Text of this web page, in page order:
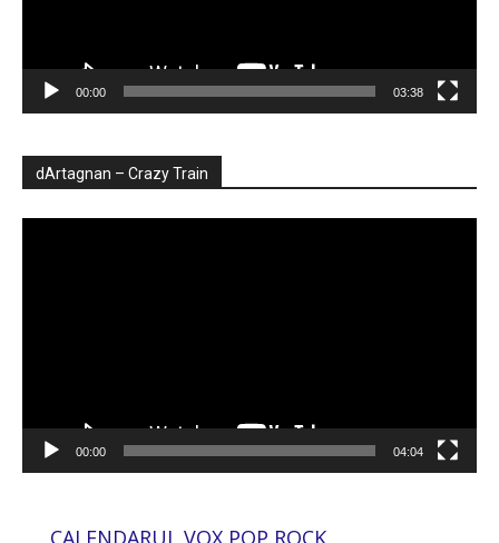
00:00 03:38
dArtagnan – Crazy Train
00:00 04:04
CALENDARUL VOX POP ROCK